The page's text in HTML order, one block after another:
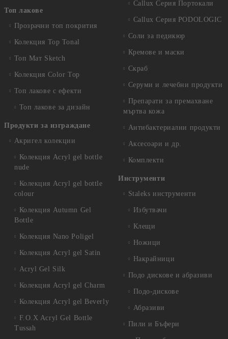
Топ лакове
Прозрачни топ покрития
Колекция Top Tonal
Топ Мат Sketch
Колекция Color Top
Топ лакове с ефекти
Топ лакове за дизайн
Продукти за изграждане
Акригел колекции
Колекция Acryl gel bottle
nude
Колекция Acryl gel bottle
colour
Колекция Autumn Gel
Bottle
Колекция Nano Poligel
Колекция Acryl gel Satin
Acryl Gel Silk
Колекция Acryl gel Charm
Колекция Acryl gel Beverly
F.O.X Acryl Gel Bottle
Tussah
Callux Серия Портокали
Callux Серия PODOLOGIC
Соли за педикюр
Кремове и маски
Скраб
Серуми и лечебни продукти
Препарати за премахване
мъртва кожа
Антибактериални продукти
Аксесоари и др.
Комплекти
Инструменти
Staleks инструменти
Избутвачи
Клещи
Ножици
Накрайници
Подо дискове и абразиви
Подо-дискове
Абразиви
Пили и Бъфери